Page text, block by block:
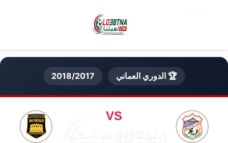
🏆 الدوري العماني 2018/2017
VS